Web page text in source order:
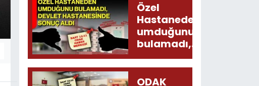
Özel
Hastaneden
umduğunu
bulamadı,
Devlet
Hastanesinde
sonuç aldı
ODAK